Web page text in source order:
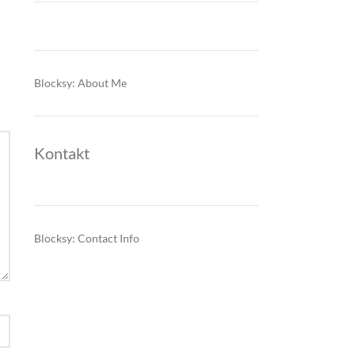
Blocksy: About Me
Kontakt
Blocksy: Contact Info